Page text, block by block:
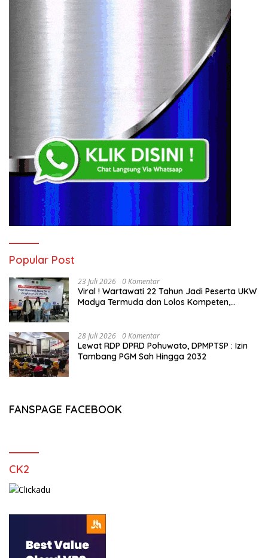
Popular Post
23 Juli 2026 0 Komentar
Viral ! Wartawati 22 Tahun Jadi Peserta UKW
Madya Termuda dan Lolos Kompeten,
28 Juli 2026 0 Komentar
Lewat RDP DPRD Pohuwato, DPMPTSP : Izin
Tambang PGM Sah Hingga 2032
FANSPAGE FACEBOOK
CK2